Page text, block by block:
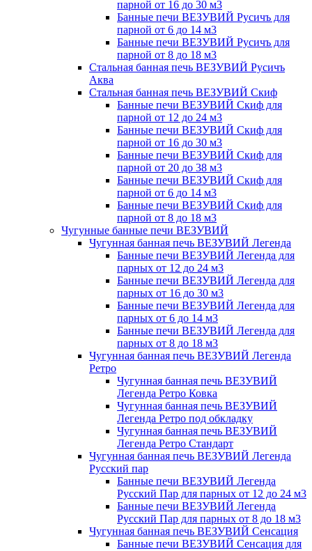
парной от 16 до 30 м3
Банные печи ВЕЗУВИЙ Русичъ для
парной от 6 до 14 м3
Банные печи ВЕЗУВИЙ Русичъ для
парной от 8 до 18 м3
Стальная банная печь ВЕЗУВИЙ Русичъ
Аква
Стальная банная печь ВЕЗУВИЙ Скиф
Банные печи ВЕЗУВИЙ Скиф для
парной от 12 до 24 м3
Банные печи ВЕЗУВИЙ Скиф для
парной от 16 до 30 м3
Банные печи ВЕЗУВИЙ Скиф для
парной от 20 до 38 м3
Банные печи ВЕЗУВИЙ Скиф для
парной от 6 до 14 м3
Банные печи ВЕЗУВИЙ Скиф для
парной от 8 до 18 м3
Чугунные банные печи ВЕЗУВИЙ
Чугунная банная печь ВЕЗУВИЙ Легенда
Банные печи ВЕЗУВИЙ Легенда для
парных от 12 до 24 м3
Банные печи ВЕЗУВИЙ Легенда для
парных от 16 до 30 м3
Банные печи ВЕЗУВИЙ Легенда для
парных от 6 до 14 м3
Банные печи ВЕЗУВИЙ Легенда для
парных от 8 до 18 м3
Чугунная банная печь ВЕЗУВИЙ Легенда
Ретро
Чугунная банная печь ВЕЗУВИЙ
Легенда Ретро Ковка
Чугунная банная печь ВЕЗУВИЙ
Легенда Ретро под обкладку
Чугунная банная печь ВЕЗУВИЙ
Легенда Ретро Стандарт
Чугунная банная печь ВЕЗУВИЙ Легенда
Русский пар
Банные печи ВЕЗУВИЙ Легенда
Русский Пар для парных от 12 до 24 м3
Банные печи ВЕЗУВИЙ Легенда
Русский Пар для парных от 8 до 18 м3
Чугунная банная печь ВЕЗУВИЙ Сенсация
Банные печи ВЕЗУВИЙ Сенсация для